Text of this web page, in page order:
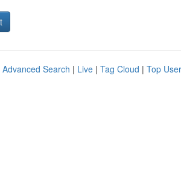
Advanced Search | Live | Tag Cloud | Top